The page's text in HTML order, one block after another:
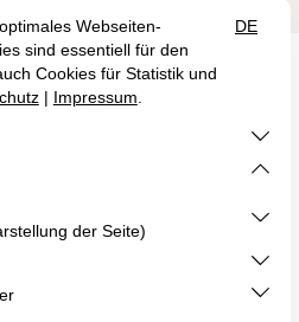
Hotelprospekt